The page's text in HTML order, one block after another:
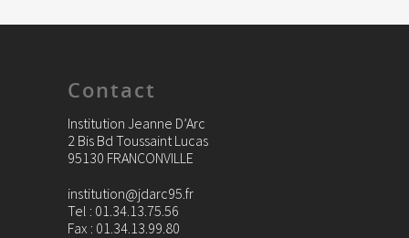
Contact
Institution Jeanne D’Arc
2 Bis Bd Toussaint Lucas
95130 FRANCONVILLE
institution@jdarc95.fr
Tel : 01.34.13.75.56
Fax : 01.34.13.99.80